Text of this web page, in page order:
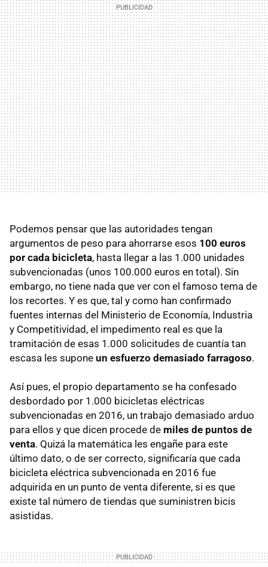
Podemos pensar que las autoridades tengan
argumentos de peso para ahorrarse esos 100 euros
por cada bicicleta, hasta llegar a las 1.000 unidades
subvencionadas (unos 100.000 euros en total). Sin
embargo, no tiene nada que ver con el famoso tema de
los recortes. Y es que, tal y como han confirmado
fuentes internas del Ministerio de Economía, Industria
y Competitividad, el impedimento real es que la
tramitación de esas 1.000 solicitudes de cuantía tan
escasa les supone un esfuerzo demasiado farragoso.
Así pues, el propio departamento se ha confesado
desbordado por 1.000 bicicletas eléctricas
subvencionadas en 2016, un trabajo demasiado arduo
para ellos y que dicen procede de miles de puntos de
venta. Quizá la matemática les engañe para este
último dato, o de ser correcto, significaría que cada
bicicleta eléctrica subvencionada en 2016 fue
adquirida en un punto de venta diferente, si es que
existe tal número de tiendas que suministren bicis
asistidas.